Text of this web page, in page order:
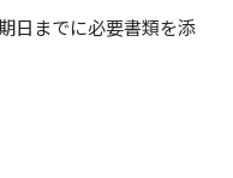
日までに必要書類を添